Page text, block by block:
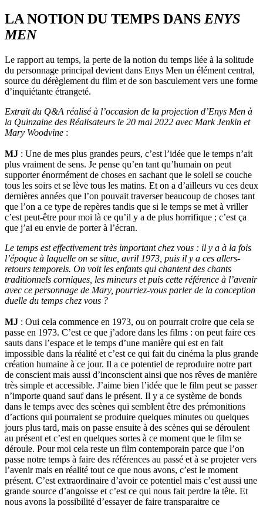
LA NOTION DU TEMPS DANS ENYS
MEN
Le rapport au temps, la perte de la notion du temps liée à la solitude
du personnage principal devient dans Enys Men un élément central,
source du dérèglement du film et de son basculement vers une forme
d’inquiétante étrangeté.
Extrait du Q&A réalisé à l’occasion de la projection d’Enys Men à
la Quinzaine des Réalisateurs le 20 mai 2022 avec Mark Jenkin et
Mary Woodvine :
MJ : Une de mes plus grandes peurs, c’est l’idée que le temps n’ait
plus vraiment de sens. Je pense qu’en tant qu’humain on peut
supporter énormément de choses en sachant que le soleil se couche
tous les soirs et se lève tous les matins. Et on a d’ailleurs vu ces deux
dernières années que l’on pouvait traverser beaucoup de choses tant
que l’on a ce type de repères tandis que si le temps se met à vriller
c’est peut-être pour moi là ce qu’il y a de plus horrifique ; c’est ça
que j’ai eu envie de porter à l’écran.
Le temps est effectivement très important chez vous : il y a à la fois
l’époque à laquelle on se situe, avril 1973, puis il y a ces allers-
retours temporels. On voit les enfants qui chantent des chants
traditionnels corniques, les mineurs et puis cette référence à l’avenir
avec ce personnage de Mary, pourriez-vous parler de la conception
duelle du temps chez vous ?
MJ : Oui cela commence en 1973, ou on pourrait croire que cela se
passe en 1973. C’est ce que j’adore dans les films : on peut faire ces
sauts dans l’espace et le temps d’une manière qui est en fait
impossible dans la réalité et c’est ce qui fait du cinéma la plus grande
création humaine à ce jour. Il a ce potentiel de reproduire notre part
de conscient mais aussi d’inconscient ainsi que nos rêves de manière
très simple et accessible. J’aime bien l’idée que le film peut se passer
n’importe quand sauf dans le présent. Il y a ce système de bonds
dans le temps avec des scènes qui semblent être des prémonitions
d’actions qui pourraient se produire quelques minutes ou quelques
jours plus tard, mais on passe ensuite à des scènes qui se déroulent
au présent et c’est en quelques sortes à ce moment que le film se
déroule. Pour moi cela reste un film contemporain parce que l’on
passe notre temps à faire des références au passé et à se projeter vers
l’avenir mais en réalité tout ce que nous avons, c’est le moment
présent. C’est extraordinaire d’avoir ce potentiel mais c’est aussi une
grande source d’angoisse et c’est ce qui nous fait perdre la tête. Et
nous avons la possibilité d’essayer de faire transparaitre ce